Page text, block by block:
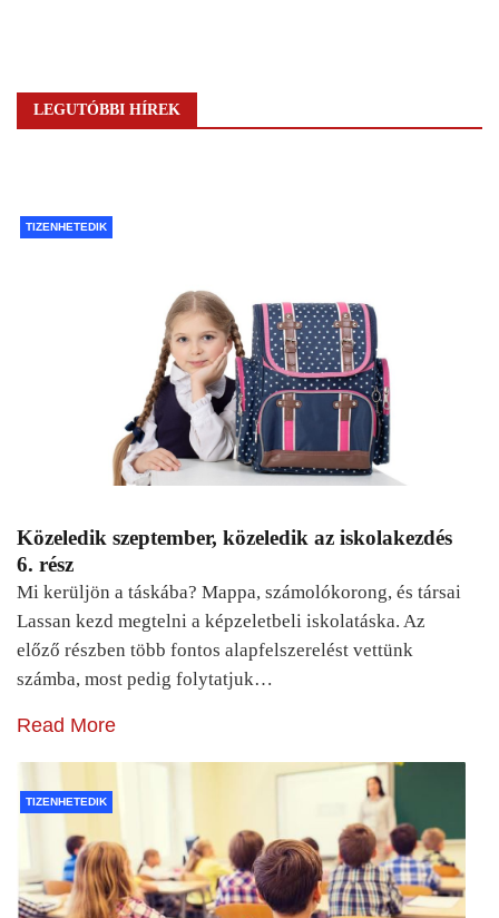
LEGUTÓBBI HÍREK
TIZENHETEDIK
Közeledik szeptember, közeledik az iskolakezdés
6. rész
Mi kerüljön a táskába? Mappa, számolókorong, és társai
Lassan kezd megtelni a képzeletbeli iskolatáska. Az
előző részben több fontos alapfelszerelést vettünk
számba, most pedig folytatjuk…
Read More
TIZENHETEDIK